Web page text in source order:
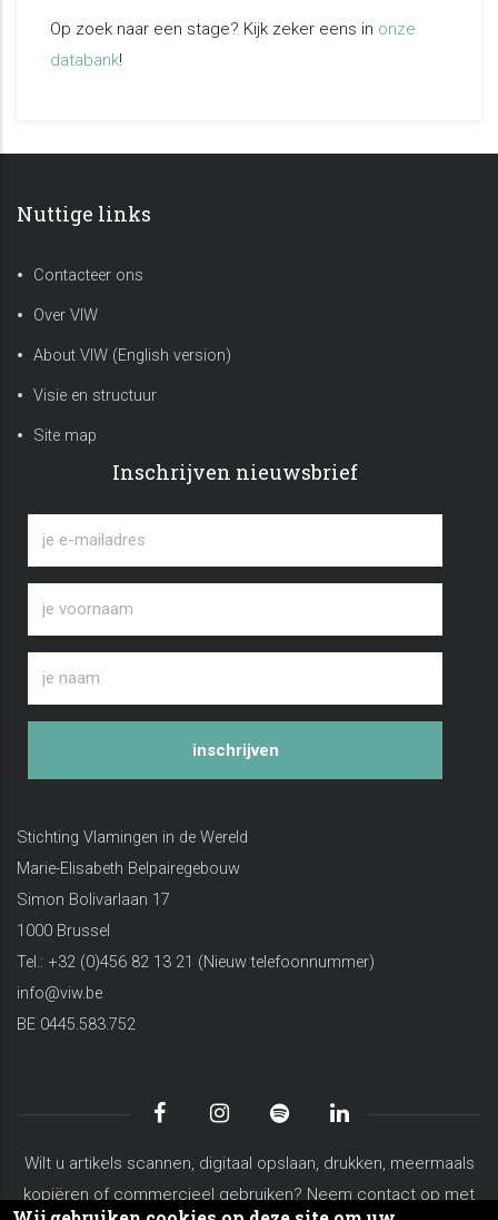
Op zoek naar een stage? Kijk zeker eens in onze
databank!
Nuttige links
Contacteer ons
Over VIW
About VIW (English version)
Visie en structuur
Site map
Inschrijven nieuwsbrief
inschrijven
Stichting Vlamingen in de Wereld
Marie-Elisabeth Belpairegebouw
Simon Bolivarlaan 17
1000 Brussel
Tel.: +32 (0)456 82 13 21 (Nieuw telefoonnummer)
info@viw.be
BE 0445.583.752
Wilt u artikels scannen, digitaal opslaan, drukken, meermaals
kopiëren of commercieel gebruiken? Neem contact op met